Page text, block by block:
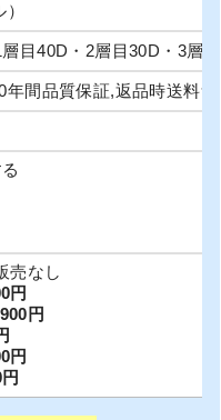
目40D・2層目30D・3層
年間品質保証,返品時送料
売なし
円
円
円